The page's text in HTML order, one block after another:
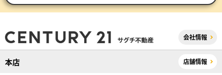
会社情報
本店 店舗情報